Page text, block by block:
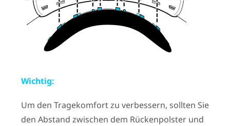
Wichtig:
Um den Tragekomfort zu verbessern, sollten Sie
den Abstand zwischen dem Rückenpolster und